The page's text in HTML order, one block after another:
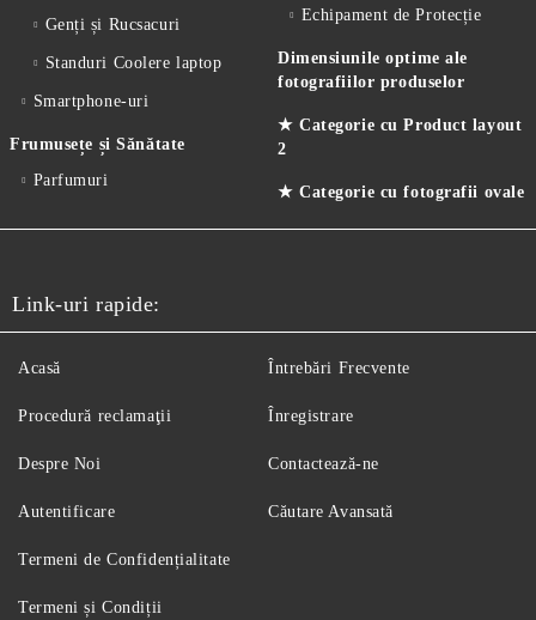
Genți și Rucsacuri
Standuri Coolere laptop
Smartphone-uri
Frumusețe și Sănătate
Parfumuri
Echipament de Protecție
Dimensiunile optime ale
fotografiilor produselor
★ Categorie cu Product layout
2
★ Categorie cu fotografii ovale
Link-uri rapide:
Acasă
Procedură reclamaţii
Despre Noi
Autentificare
Întrebări Frecvente
Înregistrare
Contactează-ne
Căutare Avansată
Termeni de Confidențialitate
Termeni și Condiții